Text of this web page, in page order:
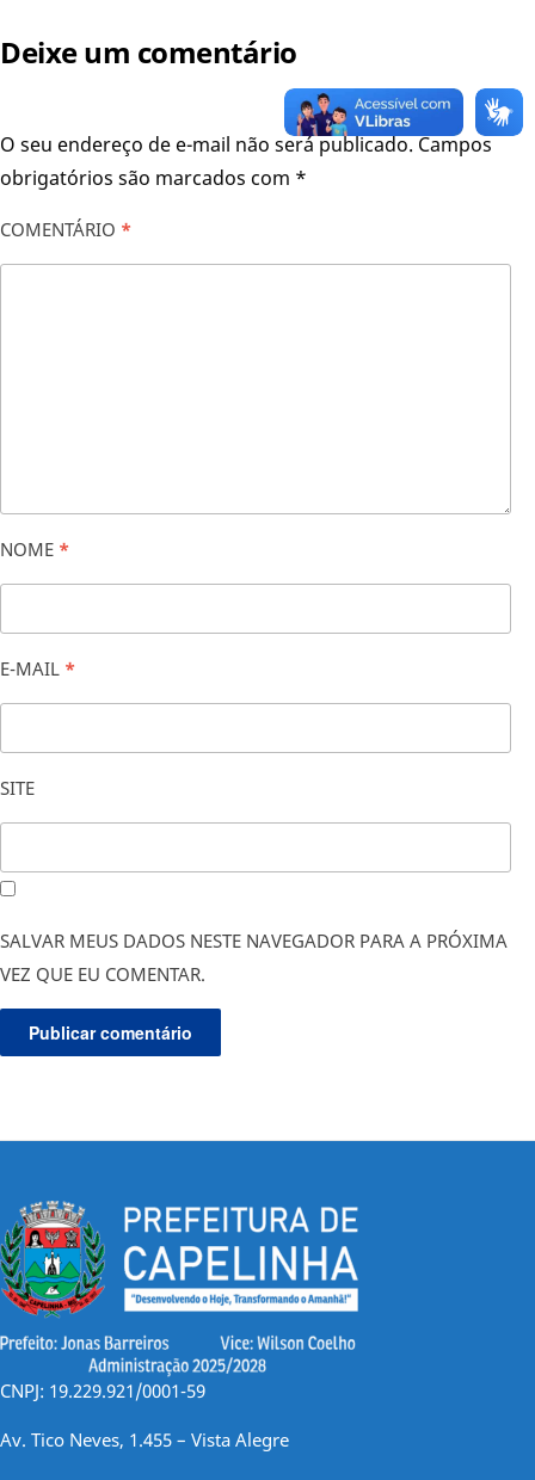
Deixe um comentário
O seu endereço de e-mail não será publicado.Campos
obrigatórios são marcados com *
COMENTÁRIO *
NOME *
E-MAIL *
SITE
SALVAR MEUS DADOS NESTE NAVEGADOR PARA A PRÓXIMA
VEZ QUE EU COMENTAR.
CNPJ: 19.229.921/0001-59
Av. Tico Neves, 1.455 – Vista Alegre